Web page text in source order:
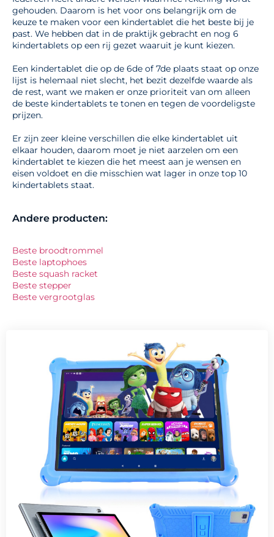
gehouden. Daarom is het voor ons belangrijk om de
keuze te maken voor een kindertablet die het beste bij je
past. We hebben dat in de praktijk gebracht en nog 6
kindertablets op een rij gezet waaruit je kunt kiezen.
Een kindertablet die op de 6de of 7de plaats staat op onze
lijst is helemaal niet slecht, het bezit dezelfde waarde als
de rest, want we maken er onze prioriteit van om alleen
de beste kindertablets te tonen en tegen de voordeligste
prijzen.
Er zijn zeer kleine verschillen die elke kindertablet uit
elkaar houden, daarom moet je niet aarzelen om een
kindertablet te kiezen die het meest aan je wensen en
eisen voldoet en die misschien wat lager in onze top 10
kindertablets staat.
Andere producten:
Beste broodtrommel
Beste laptophoes
Beste squash racket
Beste stepper
Beste vergrootglas